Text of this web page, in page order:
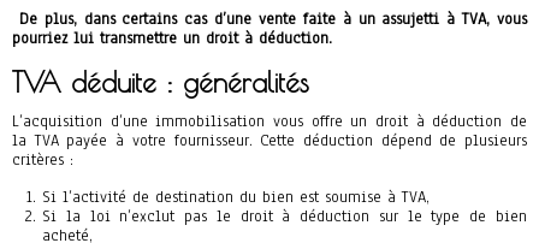
De plus, dans certains cas d’une vente faite à un assujetti à TVA, vous
pourriez lui transmettre un droit à déduction.
TVA déduite : généralités
L’acquisition d’une immobilisation vous offre un droit à déduction de
la TVA payée à votre fournisseur. Cette déduction dépend de plusieurs
critères :
Si l’activité de destination du bien est soumise à TVA,
Si la loi n’exclut pas le droit à déduction sur le type de bien
acheté,